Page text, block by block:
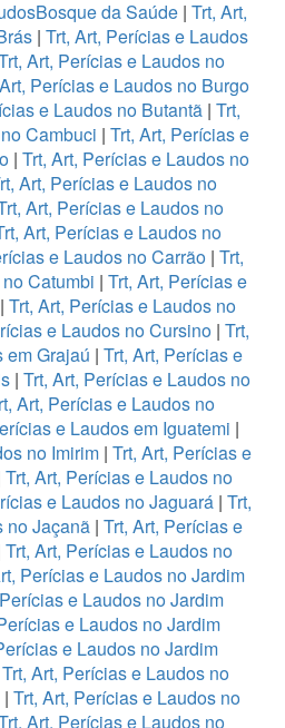
da Saúde | Trt, Art,
| Trt, Art, Perícias e Laudos
Art, Perícias e Laudos no
Perícias e Laudos no Burgo
e Laudos no Butantã| Trt,
Cambuci | Trt, Art, Perícias e
| Trt, Art, Perícias e Laudos no
Art, Perícias e Laudos no
Art, Perícias e Laudos no
Art, Perícias e Laudos no
e Laudos no Carrão | Trt,
Catumbi | Trt, Art, Perícias e
| Trt, Art, Perícias e Laudos no
e Laudos no Cursino | Trt,
em Grajaú | Trt, Art, Perícias e
| Trt, Art, Perícias e Laudos no
Art, Perícias e Laudos no
e Laudos em Iguatemi |
no Imirim | Trt, Art, Perícias e
Trt, Art, Perícias e Laudos no
e Laudos no Jaguará | Trt,
no Jaçanã| Trt, Art, Perícias e
Trt, Art, Perícias e Laudos no
Perícias e Laudos no Jardim
e Laudos no Jardim
e Laudos no Jardim
e Laudos no Jardim
Trt, Art, Perícias e Laudos no
| Trt, Art, Perícias e Laudos no
Art, Perícias e Laudos no